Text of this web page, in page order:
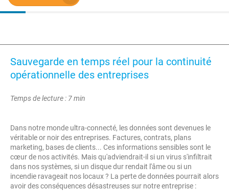
Sauvegarde en temps réel pour la continuité
opérationnelle des entreprises
Temps de lecture : 7 min
Dans notre monde ultra-connecté, les données sont devenues le
véritable or noir des entreprises. Factures, contrats, plans
marketing, bases de clients... Ces informations sensibles sont le
cœur de nos activités. Mais qu'adviendrait-il si un virus s'infiltrait
dans nos systèmes, si un disque dur rendait l'âme ou si un
incendie ravageait nos locaux ? La perte de données pourrait alors
avoir des conséquences désastreuses sur notre entreprise :